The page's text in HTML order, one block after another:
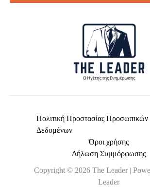
Πολιτική Προστασίας Προσωπικών
Δεδομένων
Όροι χρήσης
Δήλωση Συμμόρφωσης
Copyright © 2026 The Leader |
Leader